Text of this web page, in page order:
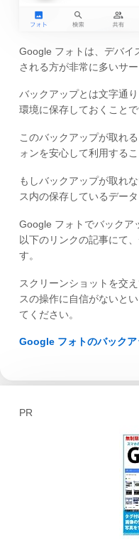
Google フォトは、デバイ
される方が非常に多いサー
バックアップとは文字通
環境に保存しておくことで
このバックアップが取れ
ォンを安心して利用するこ
もしバックアップが取れ
ス内の保存しているデー
Google フォトでバックア
以下のリンクの記事にて
す。
スクリーンショットを交
スの操作に自信がないと
てください。
Google フォトのバック
PR